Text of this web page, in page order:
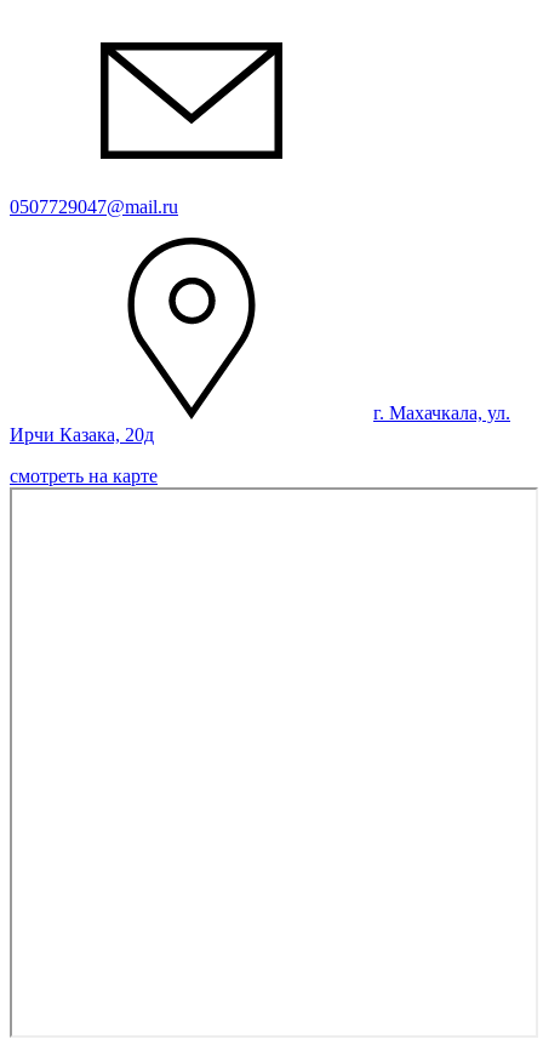
0507729047@mail.ru
г. Махачкала, ул.
Ирчи Казака, 20д
смотреть на карте